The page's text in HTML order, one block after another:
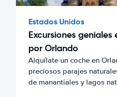
Estados Unidos
Excursiones
por Orlando
Alquílate un coche en
preciosos parajes
de manantiales y lagos